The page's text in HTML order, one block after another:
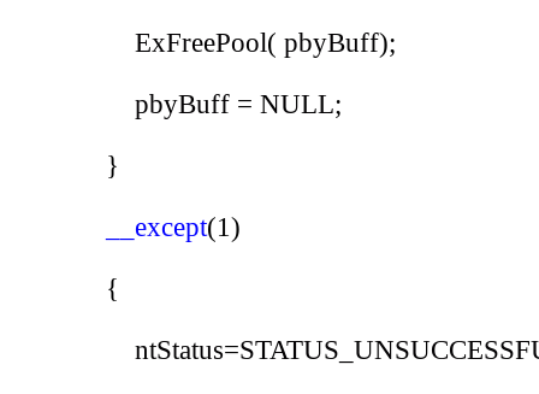
ExFreePool( pbyBuff);
pbyBuff = NULL;
}
__except(1)
{
ntStatus=